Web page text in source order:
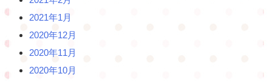
2021年1月
2020年12月
2020年11月
2020年10月